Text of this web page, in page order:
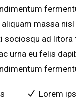
massa
sociosqu ad
urna eu felis
Lorem